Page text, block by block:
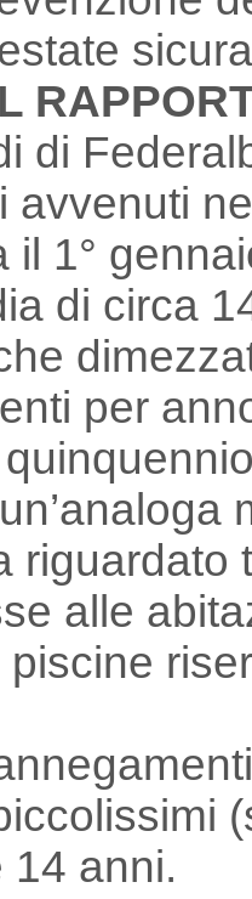
di
avvenuti
il 1°
di circa
per
alle
14 anni.